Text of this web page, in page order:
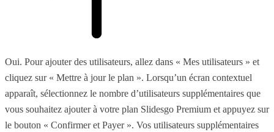
Oui. Pour ajouter des utilisateurs, allez dans « Mes utilisateurs » et
cliquez sur « Mettre à jour le plan ». Lorsqu’un écran contextuel
apparaît, sélectionnez le nombre d’utilisateurs supplémentaires que
vous souhaitez ajouter à votre plan Slidesgo Premium et appuyez sur
le bouton « Confirmer et Payer ». Vos utilisateurs supplémentaires